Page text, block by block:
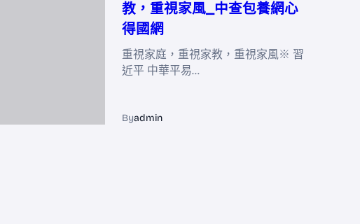
教，重視家風_中查包養網心
得國網
重視家庭，重視家教，重視家風※ 習
近平 中華平易…
Byadmin